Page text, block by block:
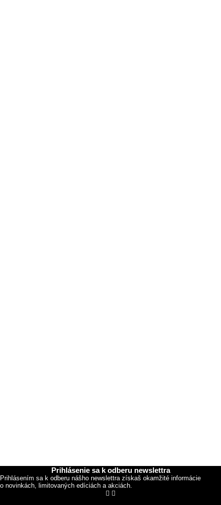
Prihlásenie sa k odberu newslettra
Prihlásením sa k odberu nášho newslettra získaš okamžité informácie
o novinkách, limitovaných edíciách a akciách.